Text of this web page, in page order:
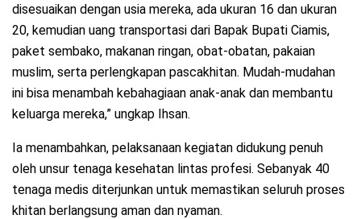
disesuaikan dengan usia mereka, ada ukuran 16 dan ukuran
20, kemudian uang transportasi dari Bapak Bupati Ciamis,
paket sembako, makanan ringan, obat-obatan, pakaian
muslim, serta perlengkapan pascakhitan. Mudah-mudahan
ini bisa menambah kebahagiaan anak-anak dan membantu
keluarga mereka,” ungkap Ihsan.
Ia menambahkan, pelaksanaan kegiatan didukung penuh
oleh unsur tenaga kesehatan lintas profesi. Sebanyak 40
tenaga medis diterjunkan untuk memastikan seluruh proses
khitan berlangsung aman dan nyaman.